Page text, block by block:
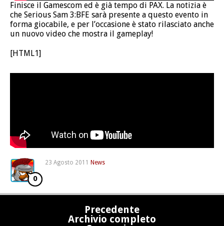
Finisce il Gamescom ed è già tempo di PAX. La notizia è
che Serious Sam 3:BFE sarà presente a questo evento in
forma giocabile, e per l’occasione è stato rilasciato anche
un nuovo video che mostra il gameplay!
[HTML1]
23 Agosto 2011 News
0
Precedente
Archivio completo